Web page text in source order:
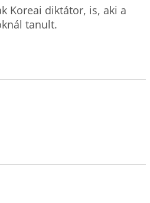
Koreai diktátor, is, aki a
tanult.